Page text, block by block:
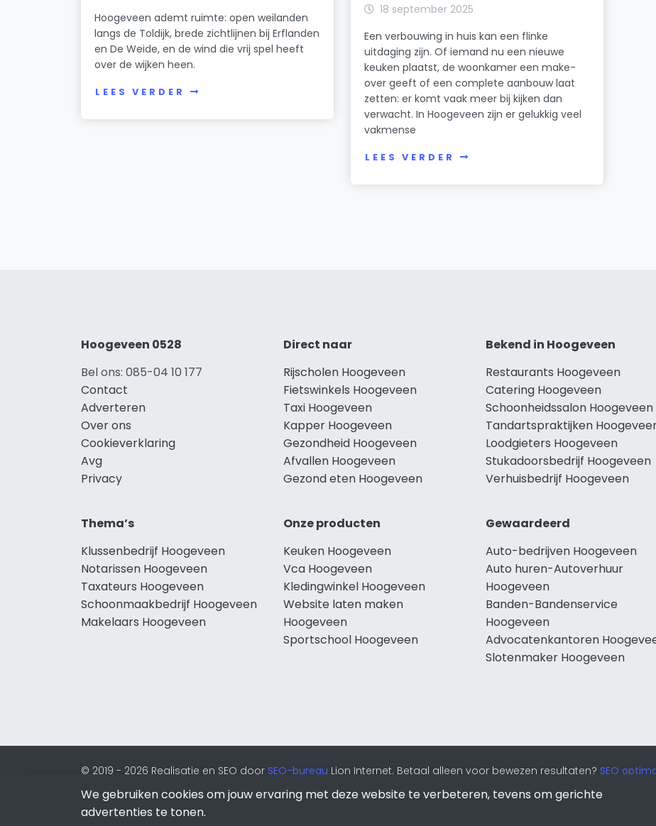
Hoogeveen ademt ruimte: open weilanden
langs de Toldijk, brede zichtlijnen bij Erflanden
en De Weide, en de wind die vrij spel heeft
over de wijken heen.
LEES VERDER
18 september 2025
Een verbouwing in huis kan een flinke
uitdaging zijn. Of iemand nu een nieuwe
keuken plaatst, de woonkamer een make-
over geeft of een complete aanbouw laat
zetten: er komt vaak meer bij kijken dan
verwacht. In Hoogeveen zijn er gelukkig veel
vakmense
LEES VERDER
Hoogeveen 0528
Bel ons: 085-04 10 177
Contact
Adverteren
Over ons
Cookieverklaring
Avg
Privacy
Direct naar
Rijscholen Hoogeveen
Fietswinkels Hoogeveen
Taxi Hoogeveen
Kapper Hoogeveen
Gezondheid Hoogeveen
Afvallen Hoogeveen
Gezond eten Hoogeveen
Bekend in Hoogeveen
Restaurants Hoogeveen
Catering Hoogeveen
Schoonheidssalon Hoogeveen
Tandartspraktijken
Loodgieters Hoogeveen
Stukadoorsbedrijf Hoogeveen
Verhuisbedrijf Hoogeveen
Thema’s
Klussenbedrijf Hoogeveen
Notarissen Hoogeveen
Taxateurs Hoogeveen
Schoonmaakbedrijf Hoogeveen
Makelaars Hoogeveen
Onze producten
Keuken Hoogeveen
Vca Hoogeveen
Kledingwinkel Hoogeveen
Website laten maken
Hoogeveen
Sportschool Hoogeveen
Gewaardeerd
Auto-bedrijven Hoogeveen
Auto huren-Autoverhuur
Hoogeveen
Banden-Bandenservice
Hoogeveen
Advocatenkantoren
Slotenmaker Hoogeveen
© 2019 - 2026 Realisatie en SEO door SEO-bureau Lion Internet. Betaal alleen voor bewezen resultaten? SEO
onderdeel van Lion Internet.
Beeldcredits
We gebruiken cookies om jouw ervaring met deze website te verbeteren, tevens om gerichte
advertenties te tonen.